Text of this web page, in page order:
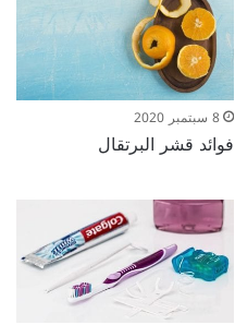
8 سبتمبر 2020
فوائد قشر البرتقال